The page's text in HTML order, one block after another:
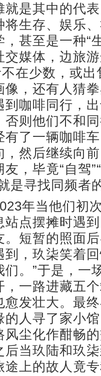
是其中的代表
将生存、娱乐
甚至是一种“
交媒体，边旅
在少数，或
像，还有人猜
到咖啡同行，
否则他们不和
有了一辆咖啡
，然后继续向
，毕竟“自驾
是寻找同频者
年当他们初
站点摆摊时遇
。短暂的照面
，玖柒笑着
。”于是，一
，一路进藏五
愈发壮大。最
的人寻了家小
风尘化作酣畅
后当玖陆和玖
途上的故人竟